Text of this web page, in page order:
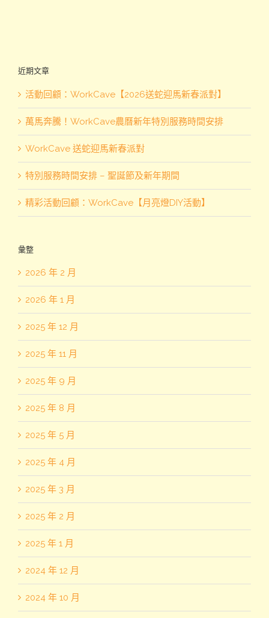
近期文章
活動回顧：WorkCave【2026送蛇迎馬新春派對】
萬馬奔騰！WorkCave農曆新年特別服務時間安排
WorkCave 送蛇迎馬新春派對
特別服務時間安排 – 聖誕節及新年期間
精彩活動回顧：WorkCave【月亮燈DIY活動】
彙整
2026 年 2 月
2026 年 1 月
2025 年 12 月
2025 年 11 月
2025 年 9 月
2025 年 8 月
2025 年 5 月
2025 年 4 月
2025 年 3 月
2025 年 2 月
2025 年 1 月
2024 年 12 月
2024 年 10 月